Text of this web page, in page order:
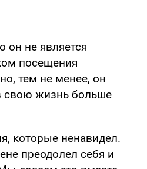
он не является
посещения
тем не менее, он
свою жизнь больше
которые ненавидел.
преодолел себя и